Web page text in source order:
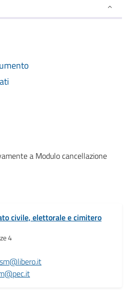
a Modulo cancellazione
civile, elettorale e cimitero
4